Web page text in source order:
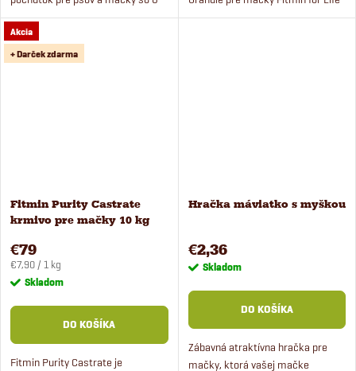
rôznymi príchuťami. Pochúťka je
100% prírodná, bez použitia
konzervantov, glycerínu,...
zaručujú vysokú chutnosť.
Akcia
+ Darček zdarma
Fitmin Purity Castrate
krmivo pre mačky 10 kg
€79
Jednotková
cena:
€7,90 / 1 kg
Skladom
DO KOŠÍKA
Fitmin Purity Castrate je
Hračka máviatko s myškou
€2,36
Skladom
DO KOŠÍKA
Zábavná atraktívna hračka pre
mačky, ktorá vašej mačke